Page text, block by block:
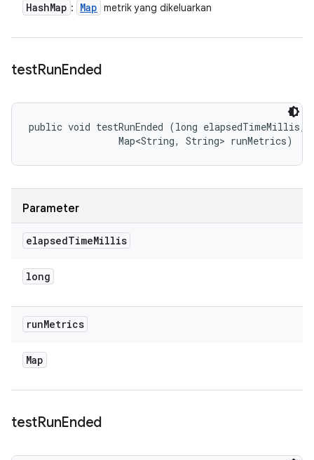
HashMap : Map metrik yang dikeluarkan
testRunEnded
public void testRunEnded (long elapsedTimeMillis,
                Map<String, String> runMetrics)
Parameter
elapsedTimeMillis
long
runMetrics
Map
testRunEnded